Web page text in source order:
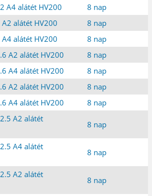
A4 alátét HV200
8 nap
alátét HV200
8 nap
alátét HV200
8 nap
A2 alátét HV200
8 nap
A4 alátét HV200
8 nap
A2 alátét HV200
8 nap
A4 alátét HV200
8 nap
A2 alátét
8 nap
A4 alátét
8 nap
A2 alátét
8 nap